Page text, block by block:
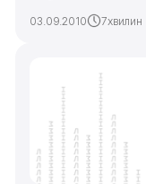
03.09.2010 7хвилин